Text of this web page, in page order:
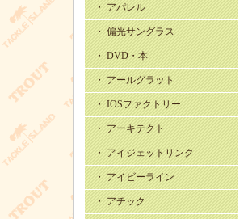
・ アパレル
・ 偏光サングラス
・ DVD・本
・ アールグラット
・ IOSファクトリー
・ アーキテクト
・ アイジェットリンク
・ アイビーライン
・ アチック